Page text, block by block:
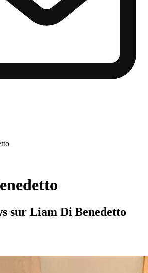
sur Liam Di Benedetto